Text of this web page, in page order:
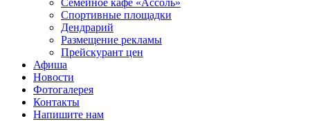
Семейное кафе «Ассоль»
Спортивные площадки
Дендрарий
Размещение рекламы
Прейскурант цен
Афиша
Новости
Фотогалерея
Контакты
Напишите нам